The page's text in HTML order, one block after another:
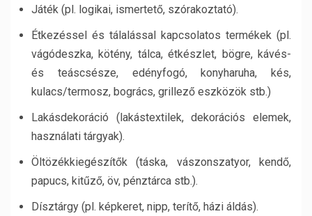
Játék (pl. logikai, ismertető, szórakoztató).
Étkezéssel és tálalással kapcsolatos termékek (pl.
vágódeszka, kötény, tálca, étkészlet, bögre, kávés-
és teáscsésze, edényfogó, konyharuha, kés,
kulacs/termosz, bogrács, grillező eszközök stb.)
Lakásdekoráció (lakástextilek, dekorációs elemek,
használati tárgyak).
Öltözékkiegészítők (táska, vászonszatyor, kendő,
papucs, kitűző, öv, pénztárca stb.).
Dísztárgy (pl. képkeret, nipp, terítő, házi áldás).